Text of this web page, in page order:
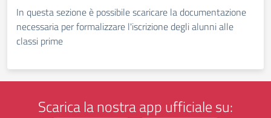
In questa sezione è possibile scaricare la documentazione
necessaria per formalizzare l'iscrizione degli alunni alle
classi prime
Scarica la nostra app ufficiale su: